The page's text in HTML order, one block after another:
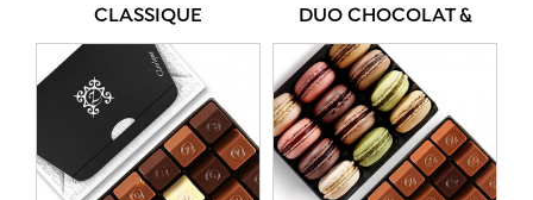
CLASSIQUE DUO CHOCOLAT &